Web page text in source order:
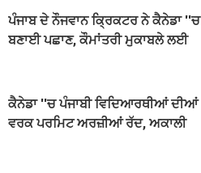
ਪੰਜਾਬ ਦੇ ਨੌਜਵਾਨ ਕ੍ਰਿਕਟਰ ਨੇ ਕੈਨੇਡਾ ''ਚ
ਬਣਾਈ ਪਛਾਣ, ਕੌਮਾਂਤਰੀ ਮੁਕਾਬਲੇ ਲਈ
ਕੈਨੇਡਾ ''ਚ ਪੰਜਾਬੀ ਵਿਦਿਆਰਥੀਆਂ ਦੀਆਂ
ਵਰਕ ਪਰਮਿਟ ਅਰਜ਼ੀਆਂ ਰੱਦ, ਅਕਾਲੀ